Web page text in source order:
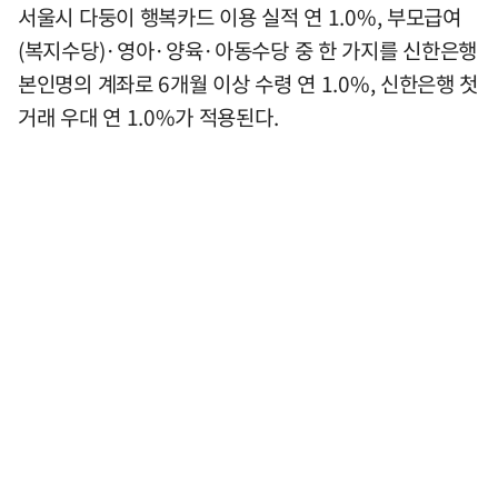
서울시 다둥이 행복카드 이용 실적 연 1.0%, 부모급여
(복지수당)·영아·양육·아동수당 중 한 가지를 신한은행
본인명의 계좌로 6개월 이상 수령 연 1.0%, 신한은행 첫
거래 우대 연 1.0%가 적용된다.